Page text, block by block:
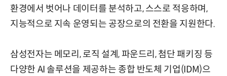
환경에서 벗어나 데이터를 분석하고, 스스로 적응하며,
지능적으로 지속 운영되는 공장으로의 전환을 지원한다.
삼성전자는 메모리, 로직 설계, 파운드리, 첨단 패키징 등
다양한 AI 솔루션을 제공하는 종합 반도체 기업(IDM)으